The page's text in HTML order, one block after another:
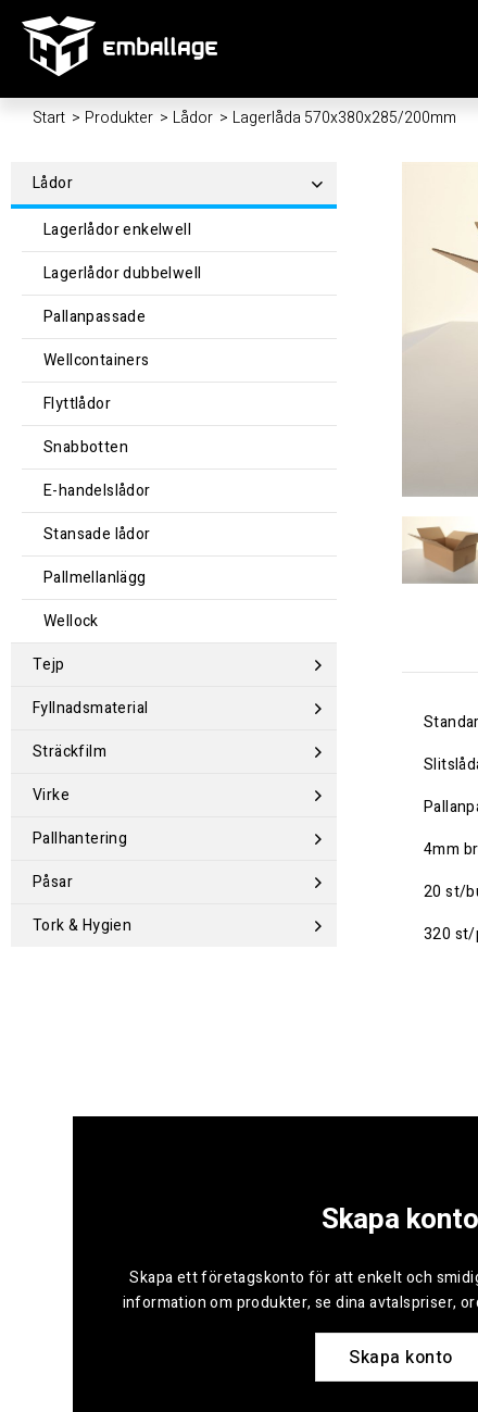
Start / Produkter / Lådor / Lagerlåda 570x380x285/200mm
Lådor
Lagerlådor enkelwell
Lagerlådor dubbelwell
Pallanpassade
Wellcontainers
Flyttlådor
Snabbotten
E-handelslådor
Stansade lådor
Pallmellanlägg
Wellock
Tejp
Fyllnadsmaterial
Sträckfilm
Virke
Pallhantering
Påsar
Tork & Hygien
4mm
20 st/
320 st/
Skapa konto
Skapa ett företagskonto för att enkelt och
information om produkter, se dina avtalspriser,
Skapa konto